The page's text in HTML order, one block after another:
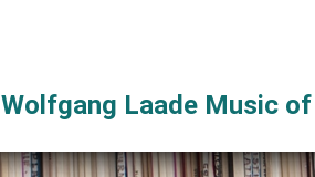
Wolfgang Laade Music